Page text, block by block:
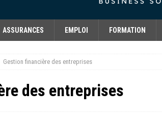
ASSURANCES EMPLOI FORMATION
Gestion financière des entreprises
des entreprises